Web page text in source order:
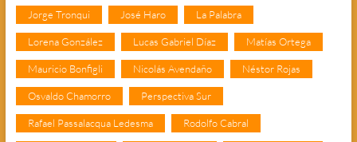
Jorge Tronqui José Haro La Palabra
Lorena González Lucas Gabriel Díaz Matías Ortega
Mauricio Bonfigli Nicolás Avendaño Néstor Rojas
Osvaldo Chamorro Perspectiva Sur
Rafael Passalacqua Ledesma Rodolfo Cabral